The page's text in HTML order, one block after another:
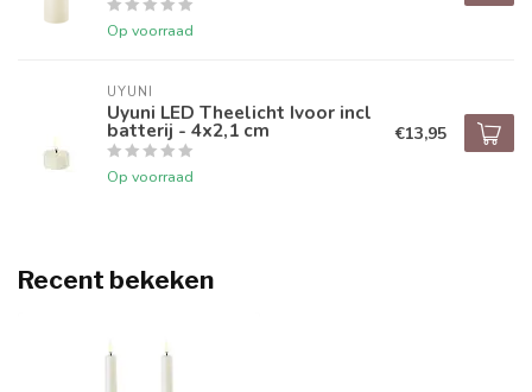
Op voorraad
UYUNI
Uyuni LED Theelicht Ivoor incl
batterij - 4x2,1 cm
Op voorraad
€13,95
Recent bekeken